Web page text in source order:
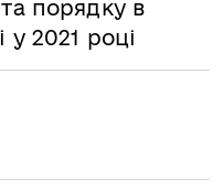
порядку в
у 2021 році